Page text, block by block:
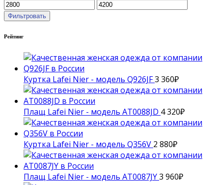
Фильтровать
Рейтинг
Куртка Lafei Nier - модель Q926JF3 360₽
Плащ Lafei Nier - модель AT0088JD 4 320₽
Куртка Lafei Nier - модель Q356V 2 880₽
Плащ Lafei Nier - модель AT0087JY3 960₽